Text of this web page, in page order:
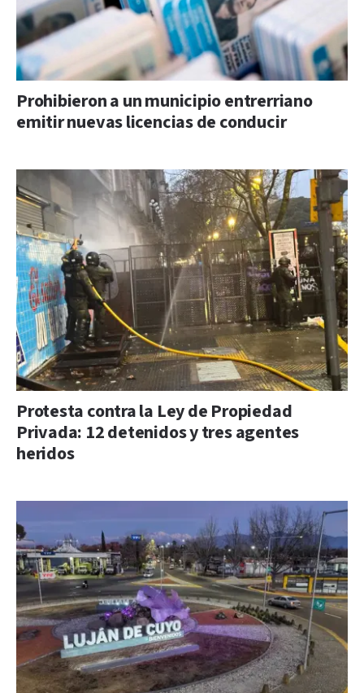
Prohibieron a un municipio entrerriano
emitir nuevas licencias de conducir
Protesta contra la Ley de Propiedad
Privada: 12 detenidos y tres agentes
heridos